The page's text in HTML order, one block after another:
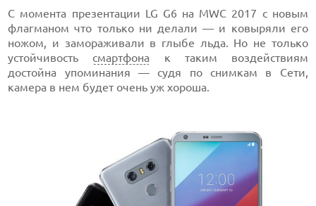
С момента презентации LG G6 на MWC 2017 с новым
флагманом что только ни делали — и ковыряли его
ножом, и замораживали в глыбе льда. Но не только
устойчивость смартфона к таким воздействиям
достойна упоминания — судя по снимкам в Сети,
камера в нем будет очень уж хороша.